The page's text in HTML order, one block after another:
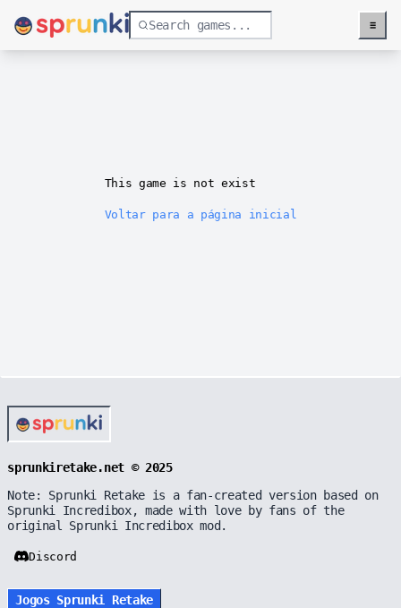
Menu
≡
This game is not exist
Voltar para a página inicial
sprunkiretake.net © 2025
Note: Sprunki Retake is a fan-created version based on
Sprunki Incredibox, made with love by fans of the
original Sprunki Incredibox mod.
Discord
Jogos Sprunki Retake